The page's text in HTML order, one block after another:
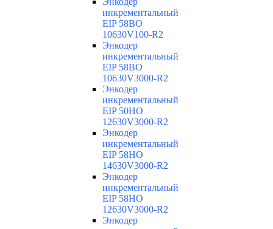
инкрементальный
EIP 58BO
10630V100-R2
Энкодер
инкрементальный
EIP 58BO
10630V3000-R2
Энкодер
инкрементальный
EIP 50HO
12630V3000-R2
Энкодер
инкрементальный
EIP 58HO
14630V3000-R2
Энкодер
инкрементальный
EIP 58HO
12630V3000-R2
Энкодер